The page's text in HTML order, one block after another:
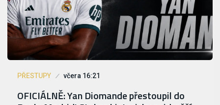
PŘESTUPY včera 16:21
OFICIÁLNĚ: Yan Diomande přestoupil do